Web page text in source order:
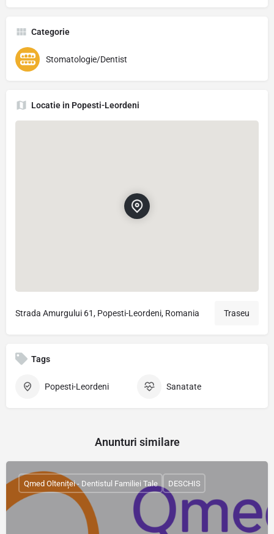
Categorie
Stomatologie/Dentist
Locatie in Popesti-Leordeni
Strada Amurgului 61, Popesti-Leordeni, Romania Traseu
Tags
Popesti-Leordeni Sanatate
Anunturi similare
Qmed Olteniței - Dentistul Familiei Tale DESCHIS